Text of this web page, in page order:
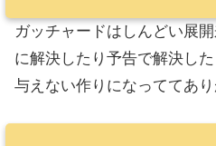
ガッチャードはしんどい展
に解決したり予告で解決し
与えない作りになっててあ